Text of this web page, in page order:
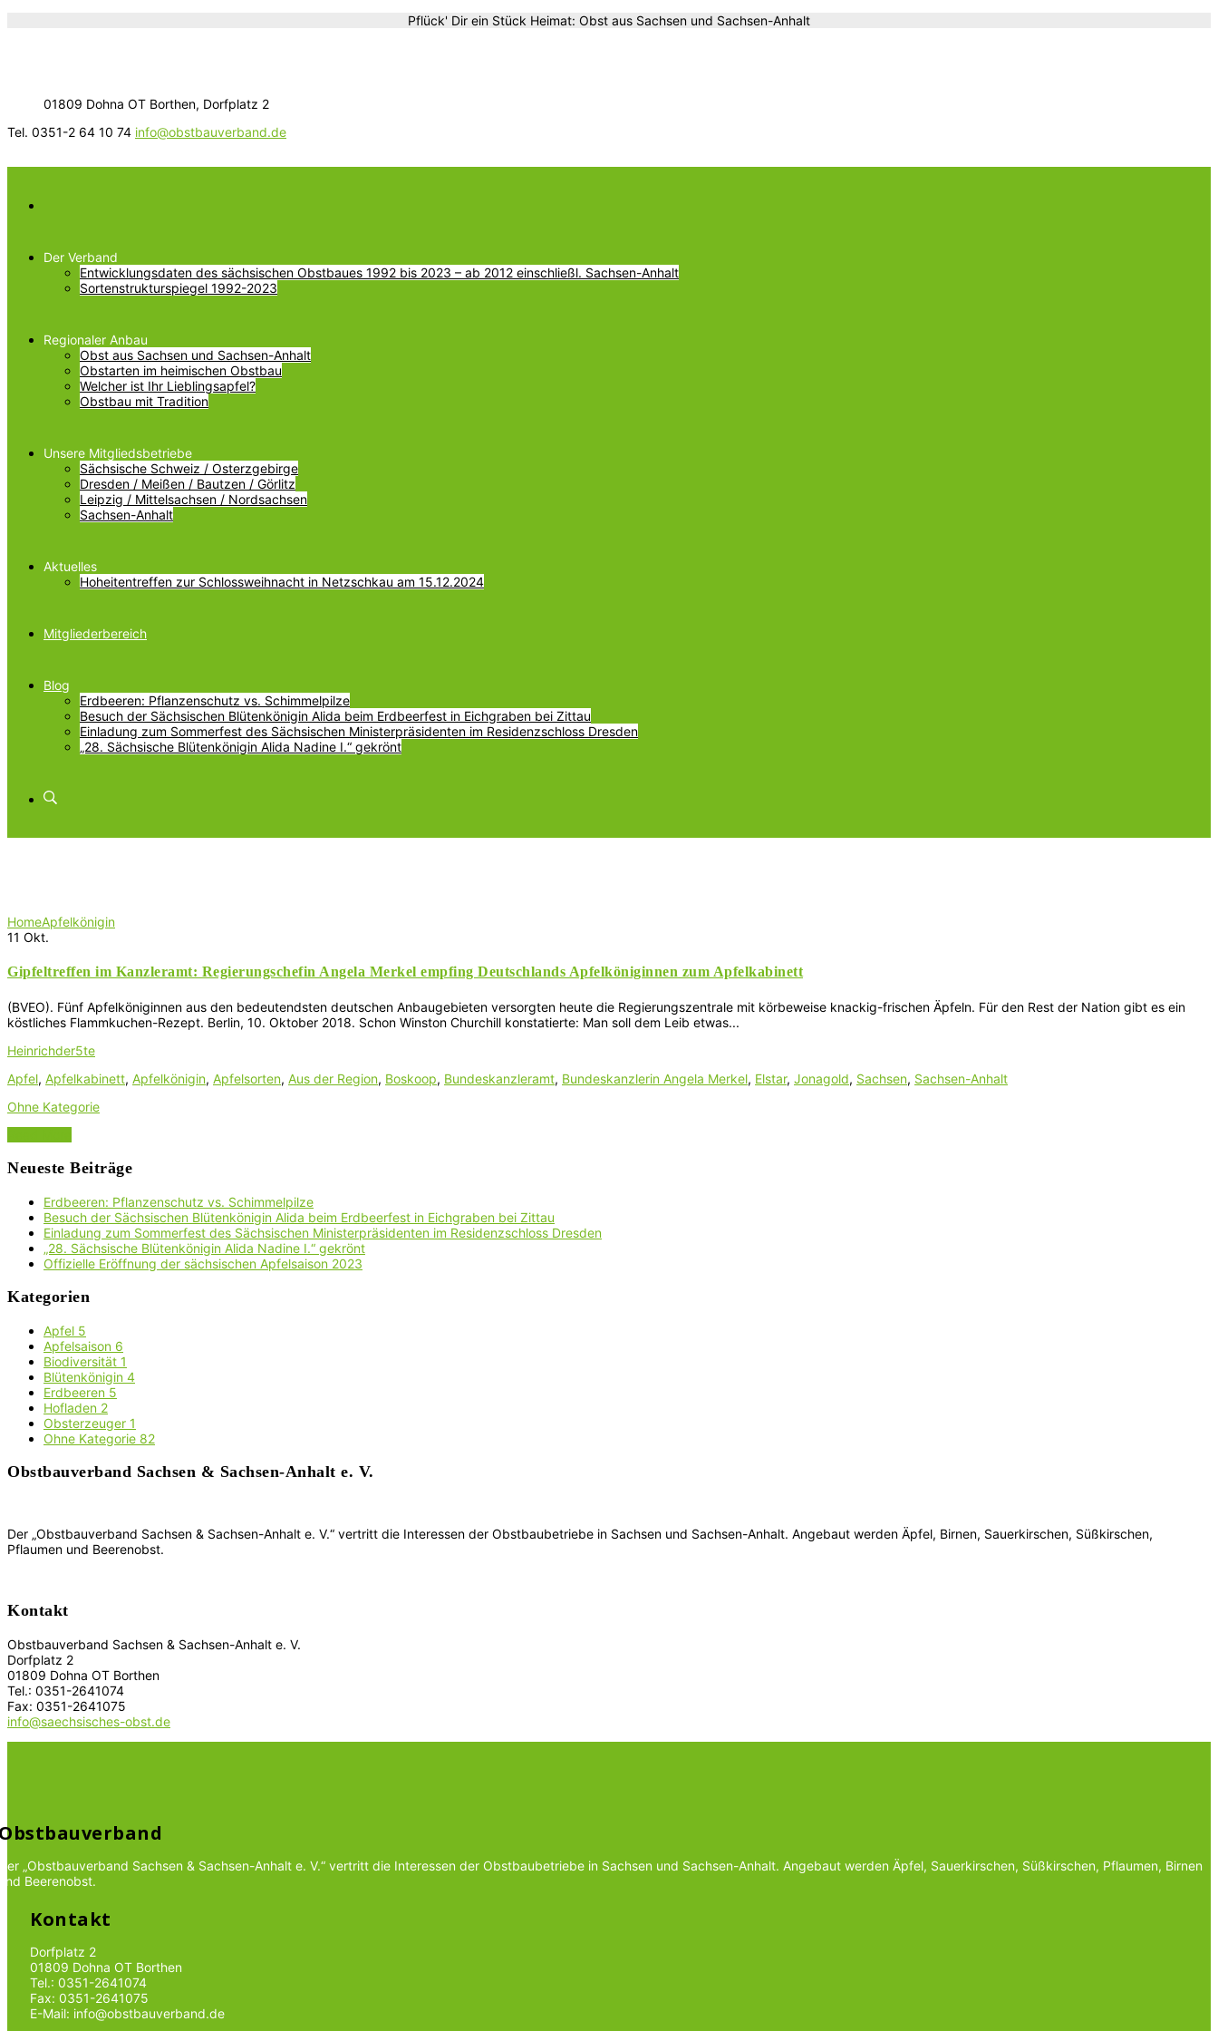
Pflück' Dir ein Stück Heimat: Obst aus Sachsen und Sachsen-Anhalt
01809 Dohna OT Borthen, Dorfplatz 2
Tel. 0351-2 64 10 74 info@obstbauverband.de
Der Verband
Entwicklungsdaten des sächsischen Obstbaues 1992 bis 2023 – ab 2012 einschließl. Sachsen-Anhalt
Sortenstrukturspiegel 1992-2023
Regionaler Anbau
Obst aus Sachsen und Sachsen-Anhalt
Obstarten im heimischen Obstbau
Welcher ist Ihr Lieblingsapfel?
Obstbau mit Tradition
Unsere Mitgliedsbetriebe
Sächsische Schweiz / Osterzgebirge
Dresden / Meißen / Bautzen / Görlitz
Leipzig / Mittelsachsen / Nordsachsen
Sachsen-Anhalt
Aktuelles
Hoheitentreffen zur Schlossweihnacht in Netzschkau am 15.12.2024
Mitgliederbereich
Blog
Erdbeeren: Pflanzenschutz vs. Schimmelpilze
Besuch der Sächsischen Blütenkönigin Alida beim Erdbeerfest in Eichgraben bei Zittau
Einladung zum Sommerfest des Sächsischen Ministerpräsidenten im Residenzschloss Dresden
„28. Sächsische Blütenkönigin Alida Nadine I.“ gekrönt
HomeApfelkönigin
11 Okt.
Gipfeltreffen im Kanzleramt: Regierungschefin Angela Merkel empfing Deutschlands Apfelköniginnen zum Apfelkabinett
(BVEO). Fünf Apfelköniginnen aus den bedeutendsten deutschen Anbaugebieten versorgten heute die Regierungszentrale mit körbeweise knackig-frischen Äpfeln. Für den Rest der Nation gibt es ein
köstliches Flammkuchen-Rezept. Berlin, 10. Oktober 2018. Schon Winston Churchill konstatierte: Man soll dem Leib etwas...
Heinrichder5te
Apfel, Apfelkabinett, Apfelkönigin, Apfelsorten, Aus der Region, Boskoop, Bundeskanzleramt, Bundeskanzlerin Angela Merkel, Elstar, Jonagold, Sachsen, Sachsen-Anhalt
Ohne Kategorie
Neueste Beiträge
Erdbeeren: Pflanzenschutz vs. Schimmelpilze
Besuch der Sächsischen Blütenkönigin Alida beim Erdbeerfest in Eichgraben bei Zittau
Einladung zum Sommerfest des Sächsischen Ministerpräsidenten im Residenzschloss Dresden
„28. Sächsische Blütenkönigin Alida Nadine I.“ gekrönt
Offizielle Eröffnung der sächsischen Apfelsaison 2023
Kategorien
Apfel 5
Apfelsaison 6
Biodiversität 1
Blütenkönigin 4
Erdbeeren 5
Hofladen 2
Obsterzeuger 1
Ohne Kategorie 82
Obstbauverband Sachsen & Sachsen-Anhalt e. V.
Der „Obstbauverband Sachsen & Sachsen-Anhalt e. V.“ vertritt die Interessen der Obstbaubetriebe in Sachsen und Sachsen-Anhalt. Angebaut werden Äpfel, Birnen, Sauerkirschen, Süßkirschen,
Pflaumen und Beerenobst.
Kontakt
Obstbauverband Sachsen & Sachsen-Anhalt e. V.
Dorfplatz 2
01809 Dohna OT Borthen
Tel.: 0351-2641074
Fax: 0351-2641075
info@saechsisches-obst.de
„Obstbauverband Sachsen & Sachsen-Anhalt e. V.“ vertritt die Interessen der Obstbaubetriebe in Sachsen und Sachsen-Anhalt. Angebaut werden Äpfel, Sauerkirschen, Süßkirschen, Pflaumen, Birnen
Beerenobst.
Kontakt
Dorfplatz 2
01809 Dohna OT Borthen
Tel.: 0351-2641074
Fax: 0351-2641075
E-Mail: info@obstbauverband.de